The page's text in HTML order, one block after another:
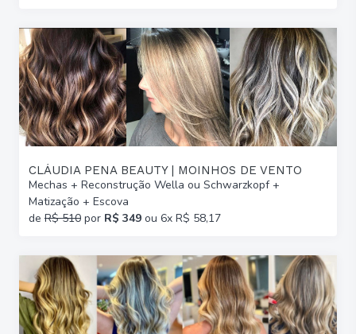
CLÁUDIA PENA BEAUTY | MOINHOS DE VENTO
Mechas + Reconstrução Wella ou Schwarzkopf +
Matização + Escova
de R$ 510 por R$ 349 ou 6x R$ 58,17